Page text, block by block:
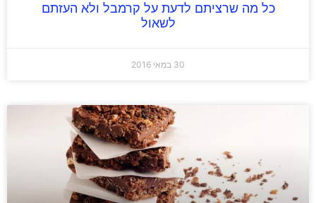
כל מה שרציתם לדעת על קרמבל ולא העזתם
לשאול